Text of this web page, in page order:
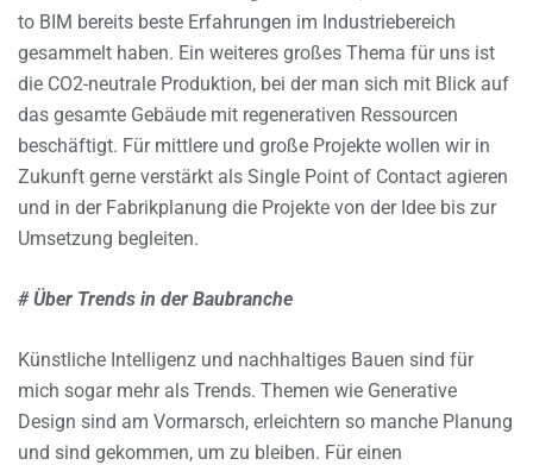
to BIM bereits beste Erfahrungen im Industriebereich
gesammelt haben. Ein weiteres großes Thema für uns ist
die CO2-neutrale Produktion, bei der man sich mit Blick auf
das gesamte Gebäude mit regenerativen Ressourcen
beschäftigt. Für mittlere und große Projekte wollen wir in
Zukunft gerne verstärkt als Single Point of Contact agieren
und in der Fabrikplanung die Projekte von der Idee bis zur
Umsetzung begleiten.
# Über Trends in der Baubranche
Künstliche Intelligenz und nachhaltiges Bauen sind für
mich sogar mehr als Trends. Themen wie Generative
Design sind am Vormarsch, erleichtern so manche Planung
und sind gekommen, um zu bleiben. Für einen